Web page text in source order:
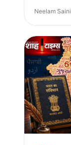
Neelam Saini